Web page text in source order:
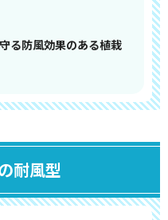
る防風効果のある植栽
耐風型